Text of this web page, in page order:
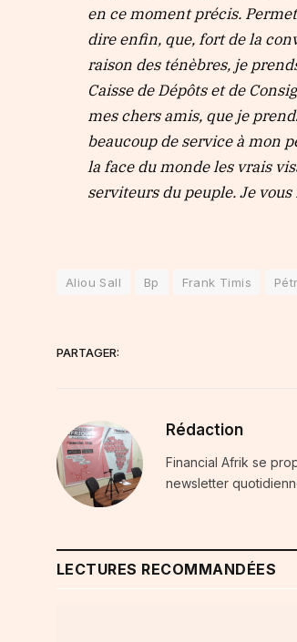
en ce moment précis.
dire enfin, que, fort de la
raison des ténèbres, je
Caisse de Dépôts et de
mes chers amis, que je
beaucoup de service à mon
la face du monde les vrais
serviteurs du peuple. Je
Aliou Sall Bp Frank Timis
PARTAGER:
Rédaction
Financial Afrik se
newsletter
LECTURES RECOMMANDÉES